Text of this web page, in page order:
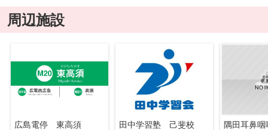
周辺施設
広島電停 東高須
田中学習塾 己斐校
隅田耳鼻咽